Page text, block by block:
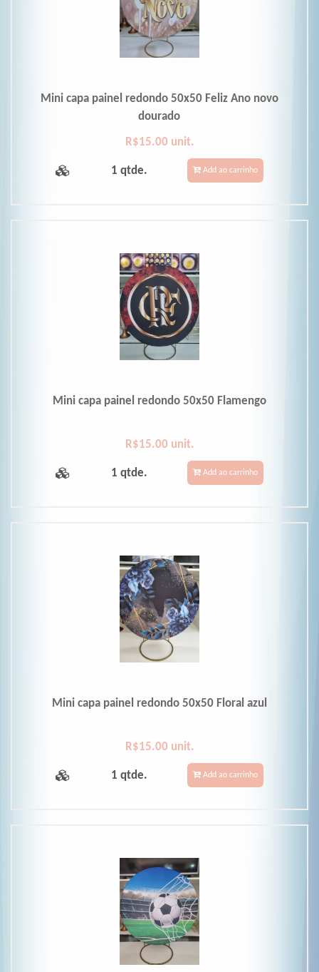
Mini capa painel redondo 50x50 Feliz Ano novo
dourado
R$15.00 unit.
1 qtde. Add ao carrinho
Mini capa painel redondo 50x50 Flamengo
R$15.00 unit.
1 qtde. Add ao carrinho
Mini capa painel redondo 50x50 Floral azul
R$15.00 unit.
1 qtde. Add ao carrinho